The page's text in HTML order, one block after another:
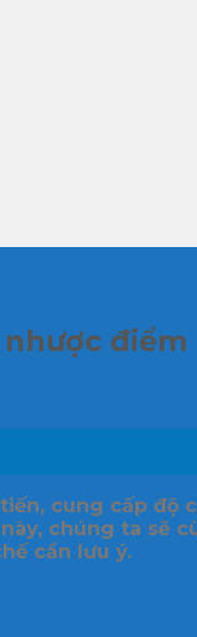
điểm
cung cấp
chúng ta sẽ
cần lưu ý.